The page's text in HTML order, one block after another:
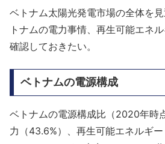
ベトナム太陽光発電市場の全体を
トナムの電力事情、再生可能エネ
確認しておきたい。
ベトナムの電源構成
ベトナムの電源構成比（2020年時
力（43.6%）、再生可能エネルギー